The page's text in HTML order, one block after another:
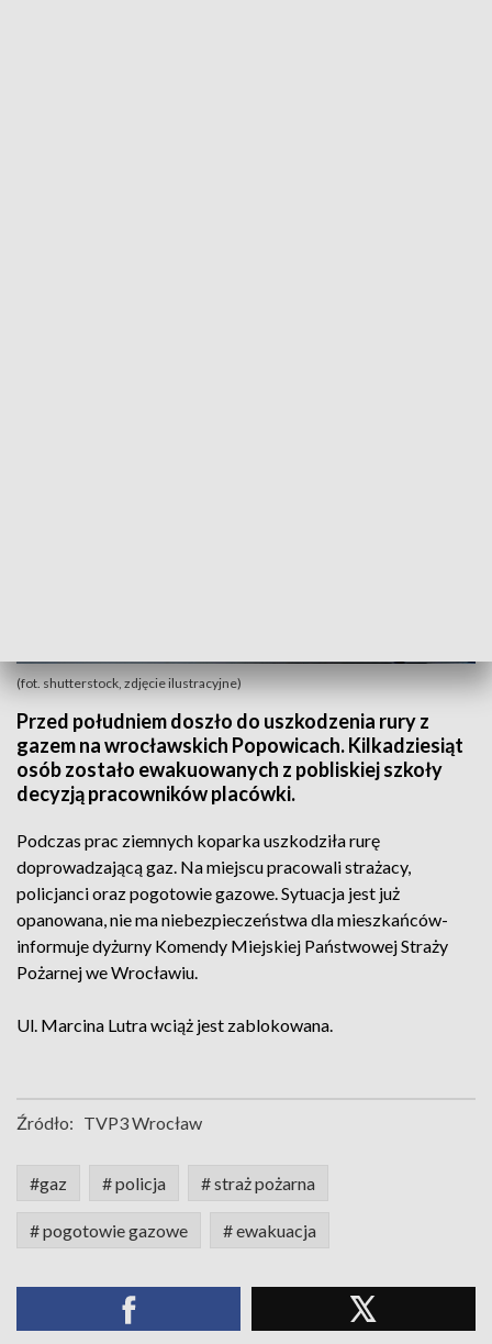
(fot. shutterstock, zdjęcie ilustracyjne)
Przed południem doszło do uszkodzenia rury z
gazem na wrocławskich Popowicach. Kilkadziesiąt
osób zostało ewakuowanych z pobliskiej szkoły
decyzją pracowników placówki.
Podczas prac ziemnych koparka uszkodziła rurę
doprowadzającą gaz. Na miejscu pracowali strażacy,
policjanci oraz pogotowie gazowe. Sytuacja jest już
opanowana, nie ma niebezpieczeństwa dla mieszkańców-
informuje dyżurny Komendy Miejskiej Państwowej Straży
Pożarnej we Wrocławiu.
Ul. Marcina Lutra wciąż jest zablokowana.
Źródło: TVP3 Wrocław
#gaz # policja # straż pożarna
# pogotowie gazowe # ewakuacja